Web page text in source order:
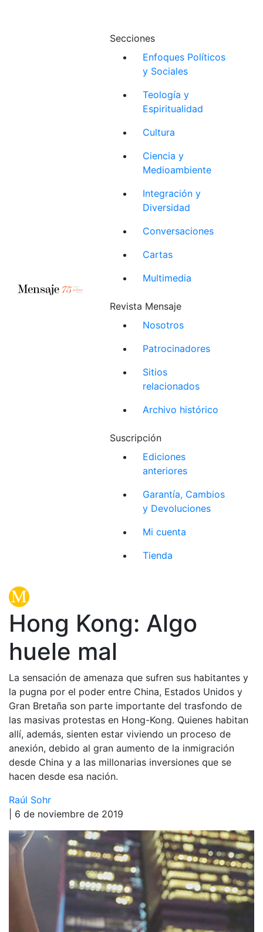
Secciones
Enfoques Políticos
y Sociales
Teología y
Espiritualidad
Cultura
Ciencia y
Medioambiente
Integración y
Diversidad
Conversaciones
Cartas
Multimedia
Revista Mensaje
Nosotros
Patrocinadores
Sitios
relacionados
Archivo histórico
Suscripción
Ediciones
anteriores
Garantía, Cambios
y Devoluciones
Mi cuenta
Tienda
Hong Kong: Algo
huele mal
La sensación de amenaza que sufren sus habitantes y
la pugna por el poder entre China, Estados Unidos y
Gran Bretaña son parte importante del trasfondo de
las masivas protestas en Hong-Kong. Quienes habitan
allí, además, sienten estar viviendo un proceso de
anexión, debido al gran aumento de la inmigración
desde China y a las millonarias inversiones que se
hacen desde esa nación.
Raúl Sohr
| 6 de noviembre de 2019